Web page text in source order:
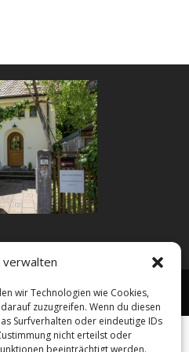
verwalten
wir Technologien wie Cookies,
zuzugreifen. Wenn du diesen
Surfverhalten oder eindeutige IDs
nicht erteilst oder
beeinträchtigt werden.
Datenschutz